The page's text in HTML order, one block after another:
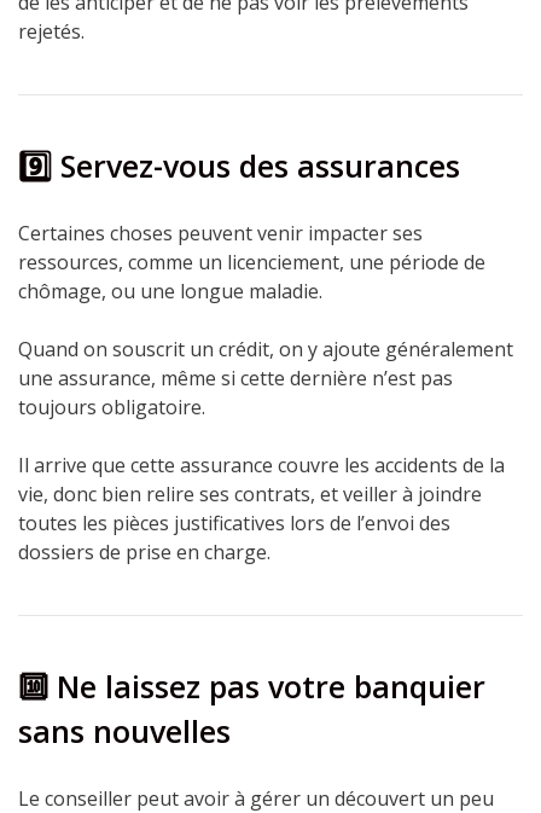
rejetés.
9️⃣ Servez-vous des assurances
Certaines choses peuvent venir impacter ses
ressources, comme un licenciement, une période de
chômage, ou une longue maladie.
Quand on souscrit un crédit, on y ajoute généralement
une assurance, même si cette dernière n’est pas
toujours obligatoire.
Il arrive que cette assurance couvre les accidents de la
vie, donc bien relire ses contrats, et veiller à joindre
toutes les pièces justificatives lors de l’envoi des
dossiers de prise en charge.
🔟 Ne laissez pas votre banquier
sans nouvelles
Le conseiller peut avoir à gérer un découvert un peu